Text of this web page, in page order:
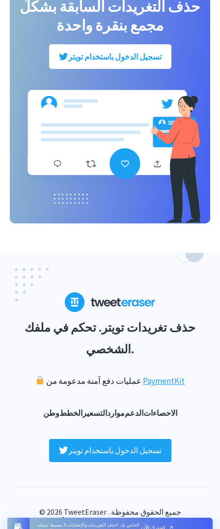
تبسيط حساب X الخاص بك. احذف التغريدات والإعجابات
اشترك الآن
حذف التغريدات السابقة بشكل
مجمع بنقرة واحدة
تسجيل الدخول باستخدام تويتر
حذف تغريدات تويتر. تحكم في ملفك
الشخصي.
PaymentKit
وطنالخططالتسعيرمواردالدعمالاحصاءات
تسجيل الدخول باستخدام تويتر
© 2026 TweetEraser . جميع الحقوق محفوظة
الأسئلة الشائعة الشروط الخصوصية اتصل بنا